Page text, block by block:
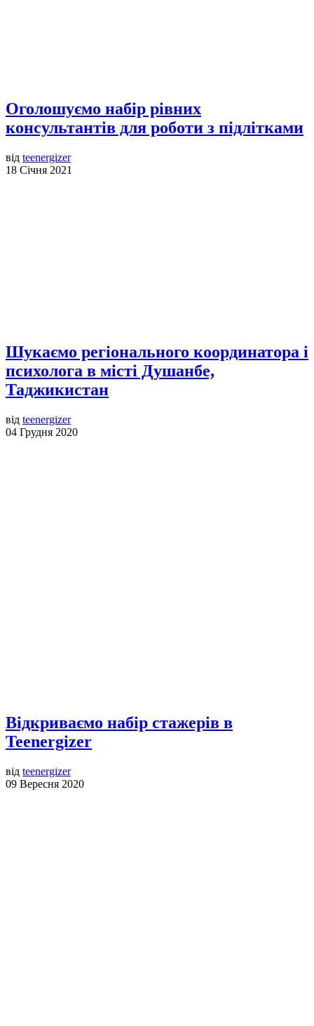
Оголошуємо набір рівних
консультантів для роботи з підлітками
від teenergizer
18 Січня 2021
Шукаємо регіонального координатора і
психолога в місті Душанбе,
Таджикистан
від teenergizer
04 Грудня 2020
Відкриваємо набір стажерів в
Teenergizer
від teenergizer
09 Вересня 2020